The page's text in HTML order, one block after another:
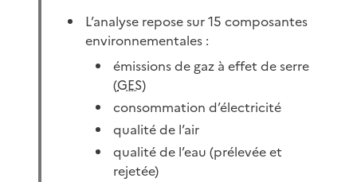
L’analyse repose sur 15 composantes
environnementales :
émissions de gaz à effet de serre
(GES)
consommation d’électricité
qualité de l’air
qualité de l’eau (prélevée et
rejetée)